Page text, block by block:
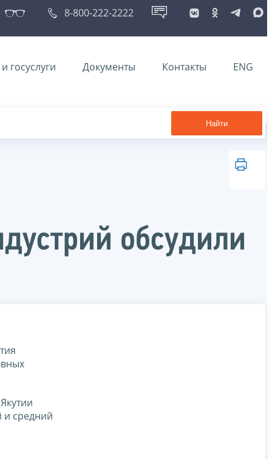
8-800-222-2222
госуслуги Документы Контакты ENG
Найти
обсудили
и средний